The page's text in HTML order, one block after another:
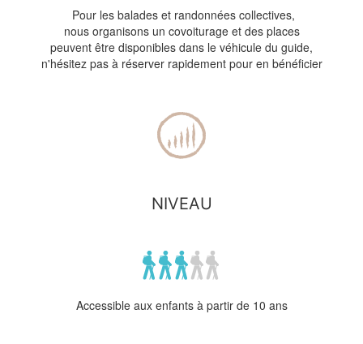
Pour les balades et randonnées collectives,
nous organisons un covoiturage et des places
peuvent être disponibles dans le véhicule du guide,
n'hésitez pas à réserver rapidement pour en bénéficier
NIVEAU
Accessible aux enfants à partir de 10 ans